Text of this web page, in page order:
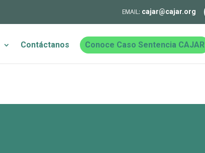
cajar@cajar.org
Contáctanos Conoce Caso Sentencia CAJAR